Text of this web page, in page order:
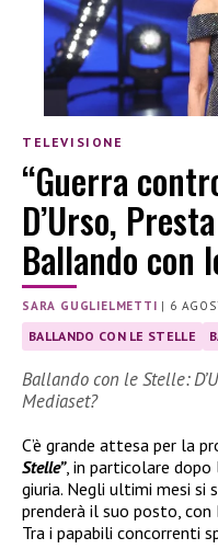
TELEVISIONE
“Guerra
D’Urso,
Ballando con
SARA GUGLIELMETTI | 6
BALLANDO CON LE STELLE
Ballando con le Stelle:
Mediaset?
C’è grande attesa per la
Stelle”, in particolare dopo
giuria. Negli ultimi mesi si
prenderà il suo posto, con
Tra i papabili concorrenti